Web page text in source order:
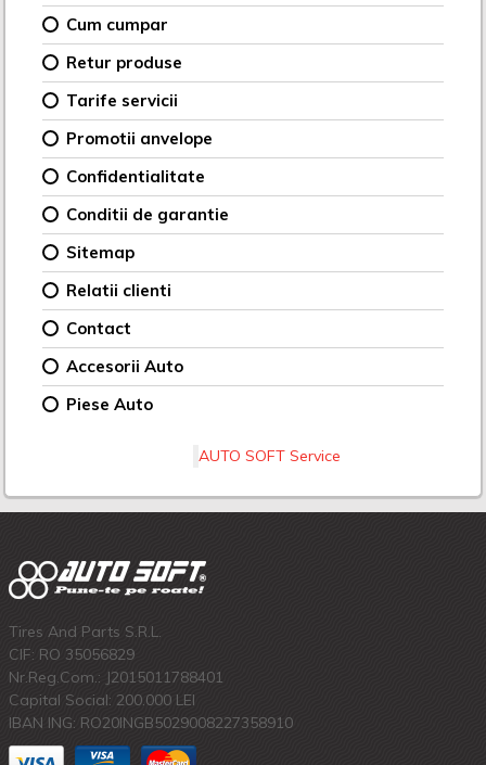
Cum cumpar
Retur produse
Tarife servicii
Promotii anvelope
Confidentialitate
Conditii de garantie
Sitemap
Relatii clienti
Contact
Accesorii Auto
Piese Auto
AUTO SOFT Service
Tires And Parts S.R.L.
CIF: RO 35056829
Nr.Reg.Com.: J2015011788401
Capital Social: 200.000 LEI
IBAN ING: RO20INGB5029008227358910